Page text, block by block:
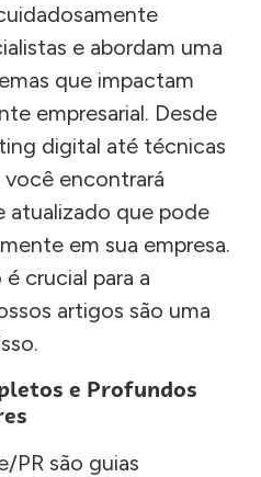
e abordam uma
que impactam
empresarial. Desde
digital até técnicas
encontrará
atualizado que pode
em sua empresa.
crucial para a
artigos são uma
e Profundos
PR são guias